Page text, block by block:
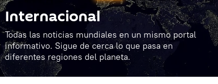
Internacional
Todas las noticias mundiales en un mismo portal
informativo. Sigue de cerca lo que pasa en
diferentes regiones del planeta.